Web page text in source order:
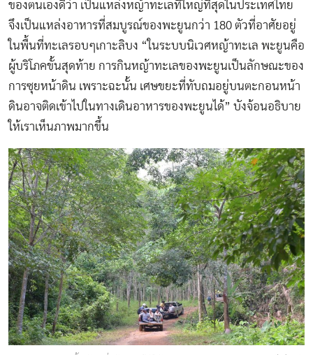
ของตนเองดีว่า เป็นแหล่งหญ้าทะเลที่ใหญ่ที่สุดในประเทศไทย
จึงเป็นแหล่งอาหารที่สมบูรณ์ของพะยูนกว่า 180 ตัวที่อาศัยอยู่
ในพื้นที่ทะเลรอบๆเกาะลิบง “ในระบบนิเวศหญ้าทะเล พะยูนคือ
ผู้บริโภคขั้นสุดท้าย การกินหญ้าทะเลของพะยูนเป็นลักษณะของ
การซุยหน้าดิน เพราะฉะนั้น เศษขยะที่ทับถมอยู่บนตะกอนหน้า
ดินอาจติดเข้าไปในทางเดินอาหารของพะยูนได้” บังจ้อนอธิบาย
ให้เราเห็นภาพมากขึ้น